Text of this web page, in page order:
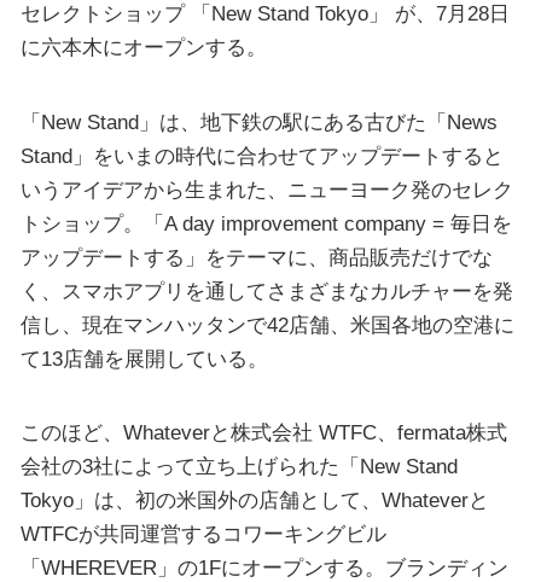
セレクトショップ 「New Stand Tokyo」 が、7月28日
に六本木にオープンする。
「New Stand」は、地下鉄の駅にある古びた「News
Stand」をいまの時代に合わせてアップデートすると
いうアイデアから生まれた、ニューヨーク発のセレク
トショップ。「A day improvement company = 毎日を
アップデートする」をテーマに、商品販売だけでな
く、スマホアプリを通してさまざまなカルチャーを発
信し、現在マンハッタンで42店舗、米国各地の空港に
て13店舗を展開している。
このほど、Whateverと株式会社 WTFC、fermata株式
会社の3社によって立ち上げられた「New Stand
Tokyo」は、初の米国外の店舗として、Whateverと
WTFCが共同運営するコワーキングビル
「WHEREVER」の1Fにオープンする。ブランディン